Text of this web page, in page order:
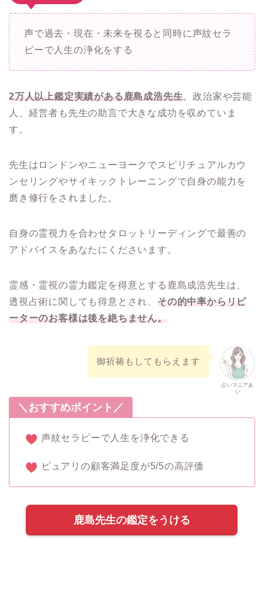
声で過去・現在・未来を視ると同時に声紋セラ
ピーで人生の浄化をする
2万人以上鑑定実績がある鹿島成浩先生。政治家や芸能
人、経営者も先生の助言で大きな成功を収めていま
す。
先生はロンドンやニューヨークでスピリチュアルカウ
ンセリングやサイキックトレーニングで自身の能力を
磨き修行をされました。
自身の霊視力を合わせタロットリーディングで最善の
アドバイスをあなたにくださいます。
霊感・霊視の霊力鑑定を得意とする鹿島成浩先生は、
透視占術に関しても得意とされ、 その的中率からリピ
ーターのお客様は後を絶ちません。
占いマニアあ
い
御祈祷もしてもらえます
＼おすすめポイント／
声紋セラピーで人生を浄化できる
ピュアリの顧客満足度が5/5の高評価
鹿島先生の鑑定をうける